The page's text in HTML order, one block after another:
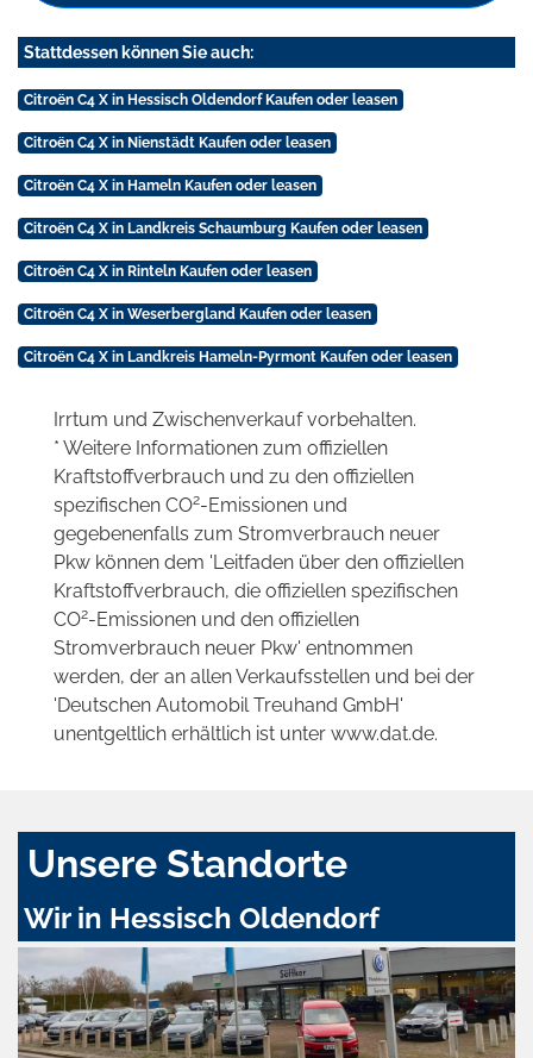
Stattdessen können Sie auch:
Citroën C4 X in Hessisch Oldendorf Kaufen oder leasen
Citroën C4 X in Nienstädt Kaufen oder leasen
Citroën C4 X in Hameln Kaufen oder leasen
Citroën C4 X in Landkreis Schaumburg Kaufen oder leasen
Citroën C4 X in Rinteln Kaufen oder leasen
Citroën C4 X in Weserbergland Kaufen oder leasen
Citroën C4 X in Landkreis Hameln-Pyrmont Kaufen oder leasen
Irrtum und Zwischenverkauf vorbehalten.
* Weitere Informationen zum offiziellen
Kraftstoffverbrauch und zu den offiziellen
spezifischen CO2-Emissionen und
gegebenenfalls zum Stromverbrauch neuer
Pkw können dem 'Leitfaden über den offiziellen
Kraftstoffverbrauch, die offiziellen spezifischen
CO2-Emissionen und den offiziellen
Stromverbrauch neuer Pkw' entnommen
werden, der an allen Verkaufsstellen und bei der
'Deutschen Automobil Treuhand GmbH'
unentgeltlich erhältlich ist unter www.dat.de.
Unsere Standorte
Wir in Hessisch Oldendorf